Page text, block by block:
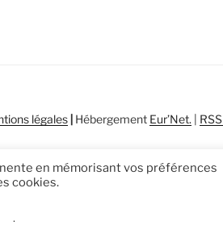
légales | Hébergement Eur’Net. RSS
en mémorisant vos préférences
cookies.
.